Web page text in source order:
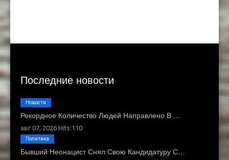
Последние новости
Рекордное Количество Людей Направлено В …
авг 07, 2026 Hits:110
Новости
Бывший Неонацист Снял Свою Кандидатуру С…
Политика